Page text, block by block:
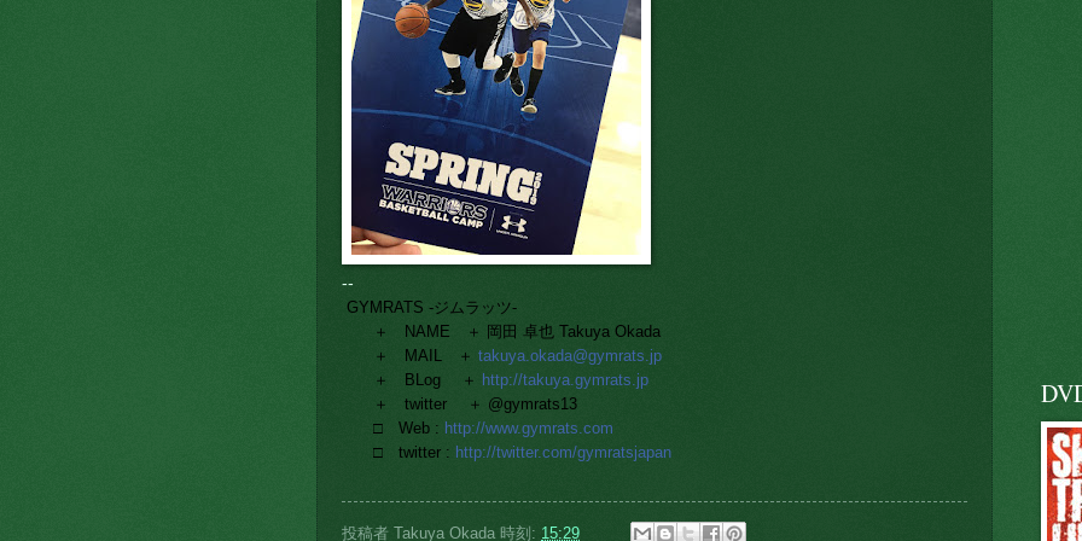
--
GYMRATS -ジムラッツ-
＋ NAME ＋ 岡田 卓也 Takuya Okada
＋ MAIL ＋ takuya.okada@gymrats.jp
＋ BLog ＋ http://takuya.gymrats.jp
＋ twitter ＋ @gymrats13
□ Web : http://www.gymrats.com
□ twitter : http://twitter.com/gymratsjapan
投稿者 Takuya Okada 時刻: 15:29